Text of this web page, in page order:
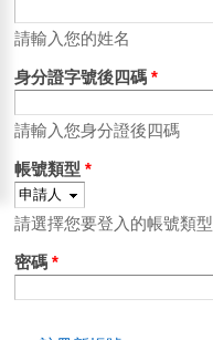
請輸入您的姓名
身分證字號後四碼 *
請輸入您身分證後四碼
帳號類型 *
請選擇您要登入的帳號類型
密碼 *